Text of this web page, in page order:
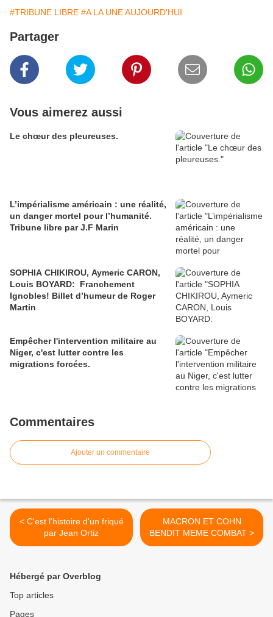
#TRIBUNE LIBRE #A LA UNE AUJOURD'HUI
Partager
Vous aimerez aussi
Le chœur des pleureuses.
L’impérialisme américain : une réalité,
un danger mortel pour l’humanité.
Tribune libre par J.F Marin
SOPHIA CHIKIROU, Aymeric CARON,
Louis BOYARD: Franchement
Ignobles! Billet d’humeur de Roger
Martin
Empêcher l'intervention militaire au
Niger, c'est lutter contre les
migrations forcées.
Commentaires
Ajouter un commentaire
< C'est l'histoire d'un friqué
par Jean Ortiz
MACRON ET COHN
BENDIT MEME COMBAT >
Hébergé par Overblog
Top articles
Pages